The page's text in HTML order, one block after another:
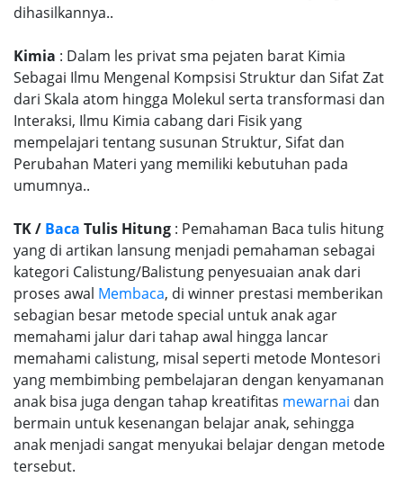
dihasilkannya..
Kimia : Dalam les privat sma pejaten barat Kimia
Sebagai Ilmu Mengenal Kompsisi Struktur dan Sifat Zat
dari Skala atom hingga Molekul serta transformasi dan
Interaksi, Ilmu Kimia cabang dari Fisik yang
mempelajari tentang susunan Struktur, Sifat dan
Perubahan Materi yang memiliki kebutuhan pada
umumnya..
TK / Baca Tulis Hitung : Pemahaman Baca tulis hitung
yang di artikan lansung menjadi pemahaman sebagai
kategori Calistung/Balistung penyesuaian anak dari
proses awal Membaca, di winner prestasi memberikan
sebagian besar metode special untuk anak agar
memahami jalur dari tahap awal hingga lancar
memahami calistung, misal seperti metode Montesori
yang membimbing pembelajaran dengan kenyamanan
anak bisa juga dengan tahap kreatifitas mewarnai dan
bermain untuk kesenangan belajar anak, sehingga
anak menjadi sangat menyukai belajar dengan metode
tersebut.